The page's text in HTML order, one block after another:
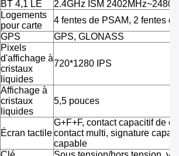
BT 4,1 LE
2.4GHz ISM
Logements
pour carte
4 fentes de PSAM, 2 fentes
GPS GPS, GLONASS
Pixels
d'affichage à
cristaux
liquides
720*1280 IPS
Affichage à
cristaux
liquides
5,5 pouces
Écran tactile
G+F+F, contact capacitif de
contact multi, signature
capable